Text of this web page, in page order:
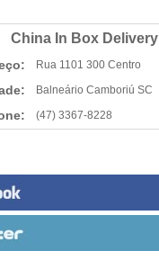
China In Box Delivery
Rua 1101 300 Centro
Balneário Camboriú SC
(47) 3367-8228